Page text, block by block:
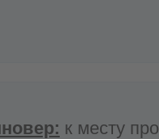
к месту